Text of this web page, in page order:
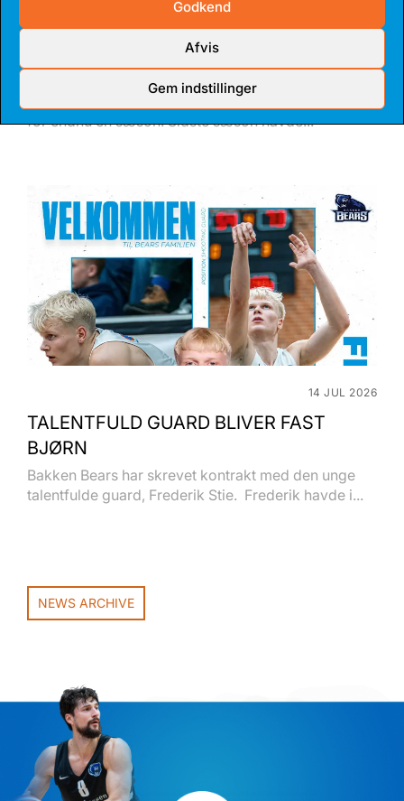
Godkend
Afvis
Gem indstillinger
TALENT BLIVER FULDTIDSBJØRN
Anton Katholm har skrevet under med Bakken Bears
for endnu en sæson. Sidste sæson havde...
14 JUL 2026
TALENTFULD GUARD BLIVER FAST
BJØRN
Bakken Bears har skrevet kontrakt med den unge
talentfulde guard, Frederik Stie. Frederik havde i...
NEWS ARCHIVE